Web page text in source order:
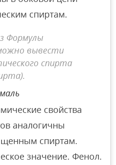
спиртам.
Формулы
вывести
спирта
свойства
аналогичны
спиртам.
значение. Фенол.